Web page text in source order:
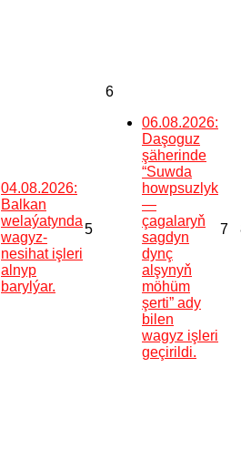
04.08.2026:
Balkan
welaýatynda
wagyz-
nesihat işleri
alnyp
barylýar.
5
6
06.08.2026:
Daşoguz
şäherinde
“Suwda
howpsuzlyk
—
çagalaryň
sagdyn
dynç
alşynyň
möhüm
şerti” ady
bilen
wagyz işleri
geçirildi.
7